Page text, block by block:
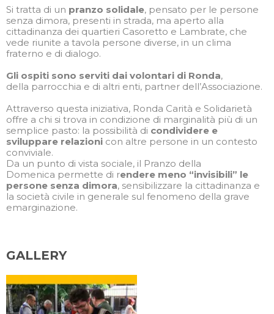
Si tratta di un pranzo solidale, pensato per le persone
senza dimora, presenti in strada, ma aperto alla
cittadinanza dei quartieri Casoretto e Lambrate, che
vede riunite a tavola persone diverse, in un clima
fraterno e di dialogo.
Gli ospiti sono serviti dai volontari di Ronda,
della parrocchia e di altri enti, partner dell’Associazione.
Attraverso questa iniziativa, Ronda Carità e Solidarietà
offre a chi si trova in condizione di marginalità più di un
semplice pasto: la possibilità di condividere e
sviluppare relazioni con altre persone in un contesto
conviviale.
Da un punto di vista sociale, il Pranzo della
Domenica permette di rendere meno “invisibili” le
persone senza dimora, sensibilizzare la cittadinanza e
la società civile in generale sul fenomeno della grave
emarginazione.
GALLERY